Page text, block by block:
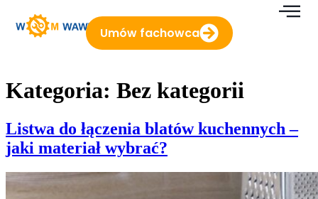
treści
Umów fachowca
Kategoria: Bez kategorii
Listwa do łączenia blatów kuchennych –
jaki materiał wybrać?